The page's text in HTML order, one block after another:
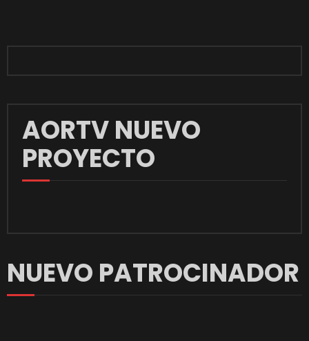
AORTV NUEVO
PROYECTO
NUEVO PATROCINADOR